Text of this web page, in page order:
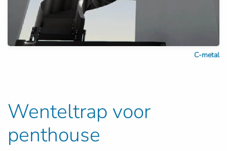
C-metal
Wenteltrap voor
penthouse